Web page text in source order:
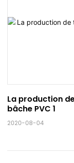
La production
bâche PVC 1
2020-08-04